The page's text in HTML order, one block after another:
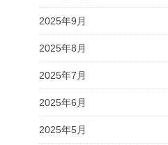
2025年9月
2025年8月
2025年7月
2025年6月
2025年5月